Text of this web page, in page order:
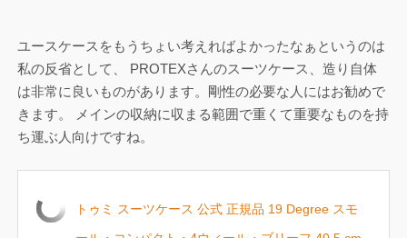
ユースケースをもうちょい考えればよかったなぁというのは
私の反省として、 PROTEXさんのスーツケース、造り自体
は非常に良いものがあります。剛性の必要な人にはお勧めで
きます。 メインの収納に収まる範囲で重くて重要なものを持
ち運ぶ人向けですね。
トゥミ スーツケース 公式 正規品 19 Degree スモ